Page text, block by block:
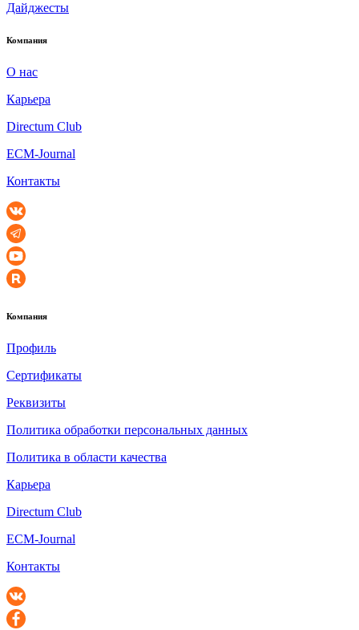
Дайджесты
Компания
О нас
Карьера
Directum Club
ECM-Journal
Контакты
Компания
Профиль
Сертификаты
Реквизиты
Политика обработки персональных данных
Политика в области качества
Карьера
Directum Club
ECM-Journal
Контакты